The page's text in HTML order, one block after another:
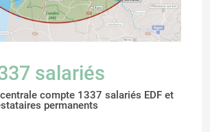
salariés
centrale compte 1337 salariés EDF et
permanents